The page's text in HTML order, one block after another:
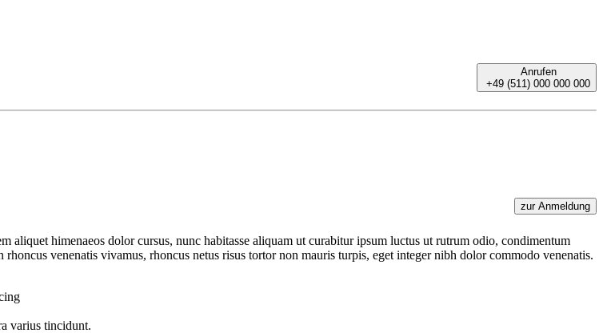
Anrufen
+49 (511) 000 000 000
zur Anmeldung
aliquet himenaeos dolor cursus, nunc habitasse aliquam ut curabitur ipsum luctus ut rutrum odio, condimentum
venenatis vivamus, rhoncus netus risus tortor non mauris turpis, eget integer nibh dolor commodo venenatis.
varius tincidunt.